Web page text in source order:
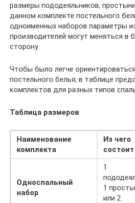
размеры пододеяльников,
данном комплекте постельного
одноименных наборов параметры
производителей могут меняться
сторону.
Чтобы было легче
постельного белья, в таблице
комплектов для разных типов
Таблица размеров
Наименование
комплекта
Из чего
состоит
Односпальный
набор
1
1
или 2